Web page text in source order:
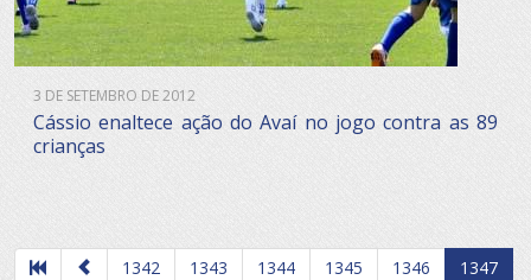
3 DE SETEMBRO DE 2012
Cássio enaltece ação do Avaí no jogo contra as 89
crianças
1342 1343 1344 1345 1346
1347